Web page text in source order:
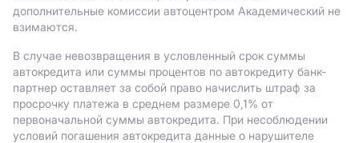
дополнительные комиссии автоцентром Академический не
взимаются.
В случае невозвращения в условленный срок суммы
автокредита или суммы процентов по автокредиту банк-
партнер оставляет за собой право начислить штраф за
просрочку платежа в среднем размере 0,1% от
первоначальной суммы автокредита. При несоблюдении
условий погашения автокредита данные о нарушителе